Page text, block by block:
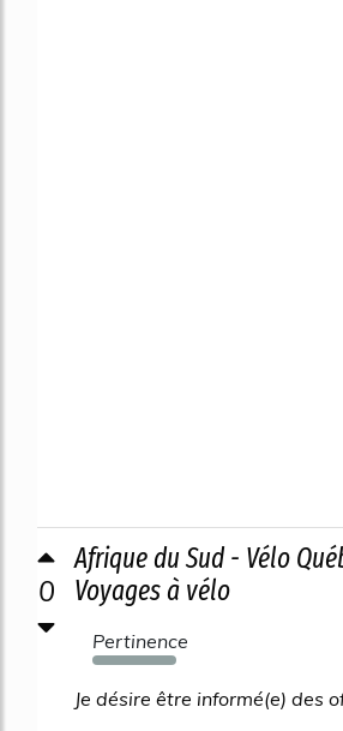
0
Afrique du Sud - Vélo
Voyages à vélo
Pertinence
1543%
Je désire être informé(e) des